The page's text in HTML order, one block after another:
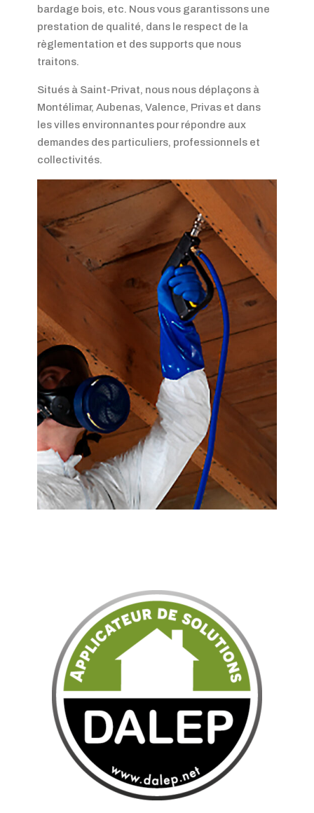
bardage bois, etc. Nous vous garantissons une
prestation de qualité, dans le respect de la
règlementation et des supports que nous
traitons.
Situés à Saint-Privat, nous nous déplaçons à
Montélimar, Aubenas, Valence, Privas et dans
les villes environnantes pour répondre aux
demandes des particuliers, professionnels et
collectivités.